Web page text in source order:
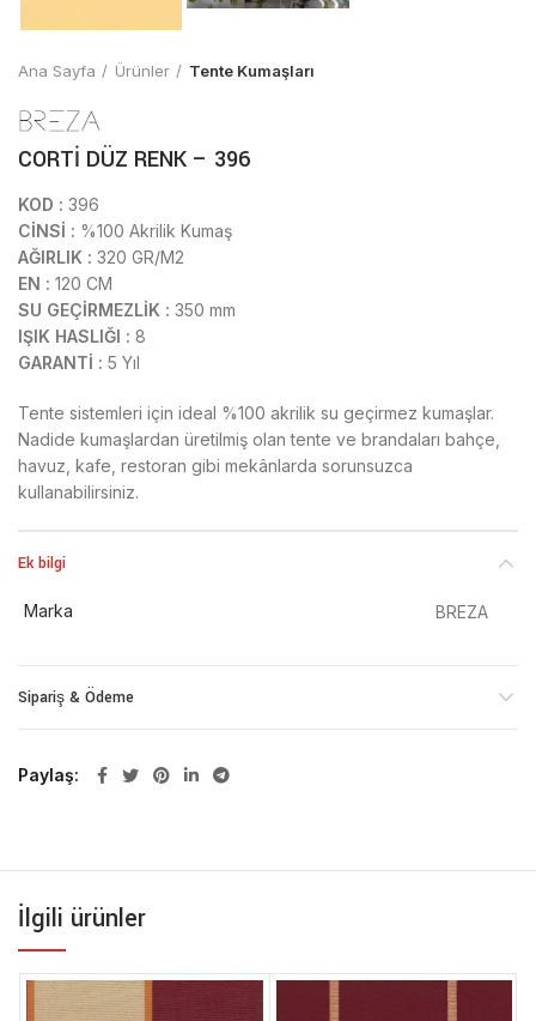
Ana Sayfa Ürünler Tente Kumaşları
CORTİ DÜZ RENK – 396
KOD : 396
CİNSİ : %100 Akrilik Kumaş
AĞIRLIK : 320 GR/M2
EN : 120 CM
SU GEÇİRMEZLİK : 350 mm
IŞIK HASLIĞI : 8
GARANTİ : 5 Yıl
Tente sistemleri için ideal %100 akrilik su geçirmez kumaşlar.
Nadide kumaşlardan üretilmiş olan tente ve brandaları bahçe,
havuz, kafe, restoran gibi mekânlarda sorunsuzca
kullanabilirsiniz.
Ek bilgi
Marka BREZA
Sipariş & Ödeme
Paylaş
İlgili ürünler